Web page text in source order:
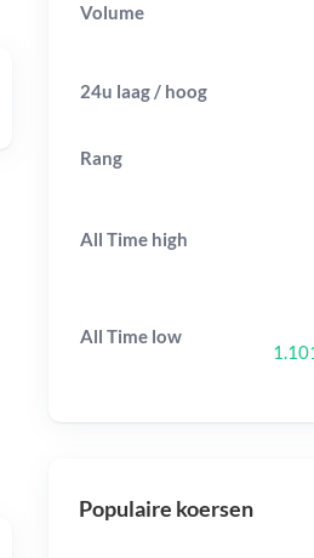
Volume
24u laag / hoog
Rang
All Time high
All Time low
Populaire koersen